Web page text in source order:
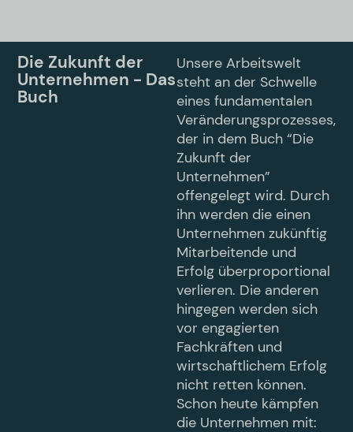
Die Zukunft der
Unternehmen - Das
Buch
Unsere Arbeitswelt
steht an der Schwelle
eines fundamentalen
Veränderungsprozesses,
der in dem Buch “Die
Zukunft der
Unternehmen”
offengelegt wird. Durch
ihn werden die einen
Unternehmen zukünftig
Mitarbeitende und
Erfolg überproportional
verlieren. Die anderen
hingegen werden sich
vor engagierten
Fachkräften und
wirtschaftlichem Erfolg
nicht retten können.
Schon heute kämpfen
die Unternehmen mit: